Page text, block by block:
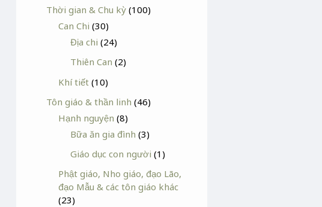
Thời gian & Chu kỳ (100)
Can Chi (30)
Địa chi (24)
Thiên Can (2)
Khí tiết (10)
Tôn giáo & thần linh (46)
Hạnh nguyện (8)
Bữa ăn gia đình (3)
Giáo dục con người (1)
Phật giáo, Nho giáo, đạo Lão,
đạo Mẫu & các tôn giáo khác
(23)